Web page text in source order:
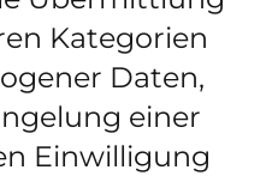
Kategorien
Daten,
einer
Einwilligung